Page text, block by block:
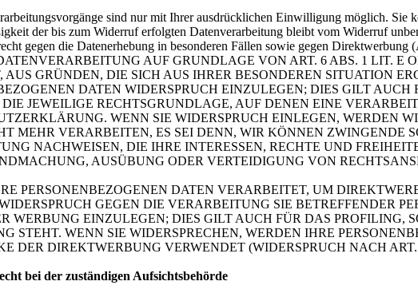
sind nur mit Ihrer ausdrücklichen Einwilligung möglich. Sie
der bis zum Widerruf erfolgten Datenverarbeitung bleibt vom Widerruf
gegen die Datenerhebung in besonderen Fällen sowie gegen
AUF GRUNDLAGE VON ART. 6 ABS. 1 LIT. E
AUS GRÜNDEN, DIE SICH AUS IHRER BESONDEREN SITUATION
DATEN WIDERSPRUCH EINZULEGEN; DIES GILT
JEWEILIGE RECHTSGRUNDLAGE, AUF DENEN EINE
WENN SIE WIDERSPRUCH EINLEGEN, WERDEN
MEHR VERARBEITEN, ES SEI DENN, WIR KÖNNEN ZWINGENDE
NACHWEISEN, DIE IHRE INTERESSEN, RECHTE UND
AUSÜBUNG ODER VERTEIDIGUNG VON
PERSONENBEZOGENEN DATEN VERARBEITET, UM
GEGEN DIE VERARBEITUNG SIE BETREFFENDER
WERBUNG EINZULEGEN; DIES GILT AUCH FÜR DAS PROFILING,
STEHT. WENN SIE WIDERSPRECHEN, WERDEN IHRE
DER DIREKTWERBUNG VERWENDET (WIDERSPRUCH NACH ART.
bei der zuständigen Aufsichts­behörde